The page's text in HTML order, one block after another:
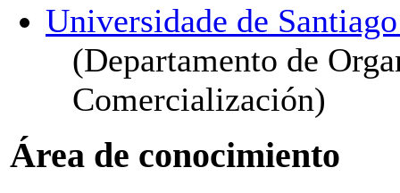
Universidade de
(Departamento de
Comercialización)
Área de conocimiento